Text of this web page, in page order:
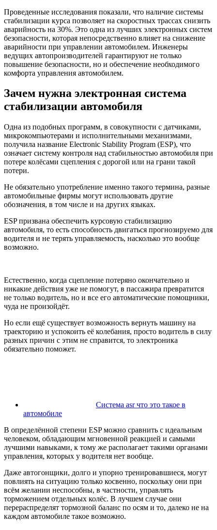
Проведенные исследования показали, что наличие системы
стабилизации курса позволяет на скоростных трассах снизить
аварийность на 30%. Это одна из лучших электронных систем
безопасности, которая непосредственно влияет на снижение
аварийности при управлении автомобилем. Инженеры
ведущих автопроизводителей гарантируют не только
повышение безопасности, но и обеспечение необходимого
комфорта управления автомобилем.
Зачем нужна электронная система
стабилизации автомобиля
Одна из подобных программ, в совокупности с датчиками,
микрокомпьютерами и исполнительными механизмами,
получила название Electronic Stability Program (ESP), что
означает систему контроля над стабильностью автомобиля при
потере колёсами сцепления с дорогой или на грани такой
потери.
Не обязательно употребление именно такого термина, разные
автомобильные фирмы могут использовать другие
обозначения, в том числе и на других языках.
ESP призвана обеспечить курсовую стабилизацию
автомобиля, то есть способность двигаться прогнозируемо для
водителя и не терять управляемость, насколько это вообще
возможно.
Естественно, когда сцепление потеряно окончательно и
никакие действия уже не помогут, в пассажира превратится
не только водитель, но и все его автоматические помощники,
чуда не произойдёт.
Но если ещё существует возможность вернуть машину на
траекторию и успокоить её колебания, просто водитель в силу
разных причин с этим не справится, то электроника
обязательно поможет.
Система asr что это такое в
автомобиле
В определённой степени ESP можно сравнить с идеальным
человеком, обладающим мгновенной реакцией и самыми
лучшими навыками, к тому же располагает такими органами
управления, которых у водителя нет вообще.
Даже автогонщики, долго и упорно тренировавшиеся, могут
повлиять на ситуацию только косвенно, поскольку они при
всём желании неспособны, в частности, управлять
торможением отдельных колёс. В лучшем случае они
перераспределят тормозной баланс по осям и то, далеко не на
каждом автомобиле такое возможно.